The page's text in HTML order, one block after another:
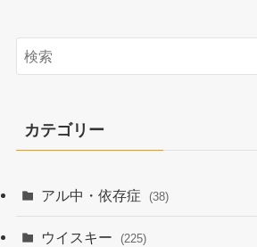
カテゴリー
アル中・依存症 (38)
ウイスキー (225)